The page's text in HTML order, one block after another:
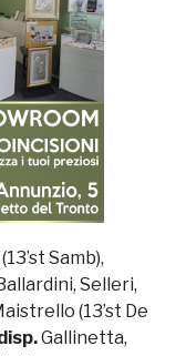
Samb),
Selleri,
(13’st De
Gallinetta,